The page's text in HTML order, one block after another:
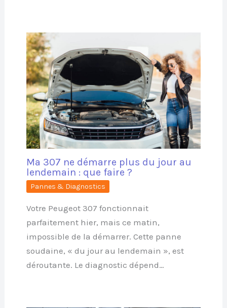
Ma 307 ne démarre plus du jour au
lendemain : que faire ?
Pannes & Diagnostics
Votre Peugeot 307 fonctionnait
parfaitement hier, mais ce matin,
impossible de la démarrer. Cette panne
soudaine, « du jour au lendemain », est
déroutante. Le diagnostic dépend…